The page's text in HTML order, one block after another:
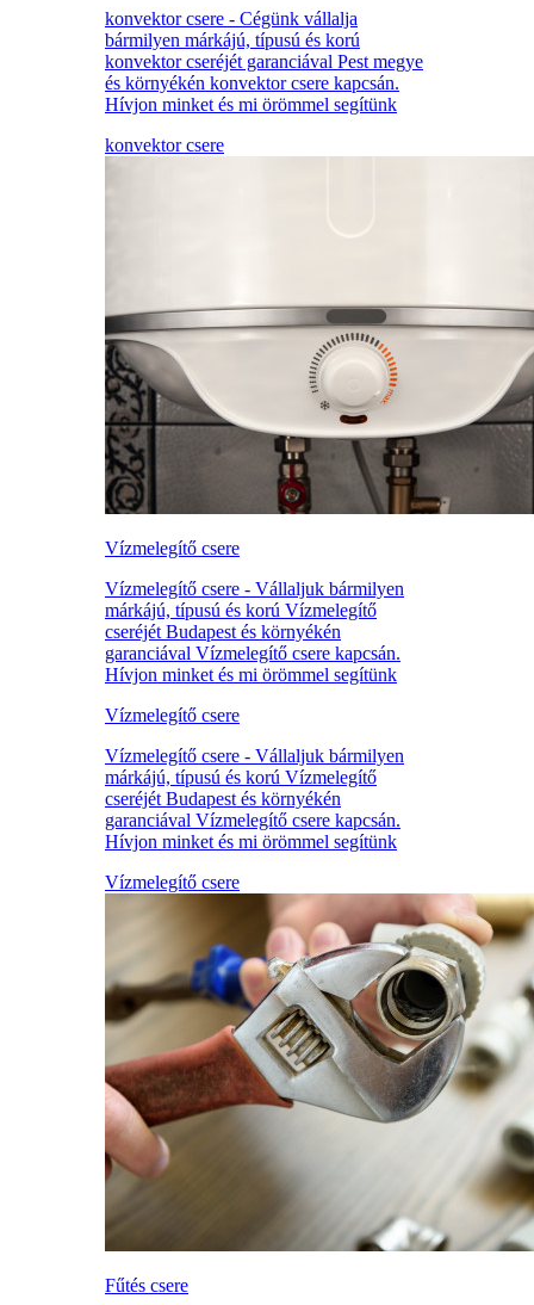
konvektor csere - Cégünk vállalja
bármilyen márkájú, típusú és korú
konvektor cseréjét garanciával Pest megye
és környékén konvektor csere kapcsán.
Hívjon minket és mi örömmel segítünk
konvektor csere
Vízmelegítő csere
Vízmelegítő csere - Vállaljuk bármilyen
márkájú, típusú és korú Vízmelegítő
cseréjét Budapest és környékén
garanciával Vízmelegítő csere kapcsán.
Hívjon minket és mi örömmel segítünk
Vízmelegítő csere
Vízmelegítő csere - Vállaljuk bármilyen
márkájú, típusú és korú Vízmelegítő
cseréjét Budapest és környékén
garanciával Vízmelegítő csere kapcsán.
Hívjon minket és mi örömmel segítünk
Vízmelegítő csere
Fűtés csere